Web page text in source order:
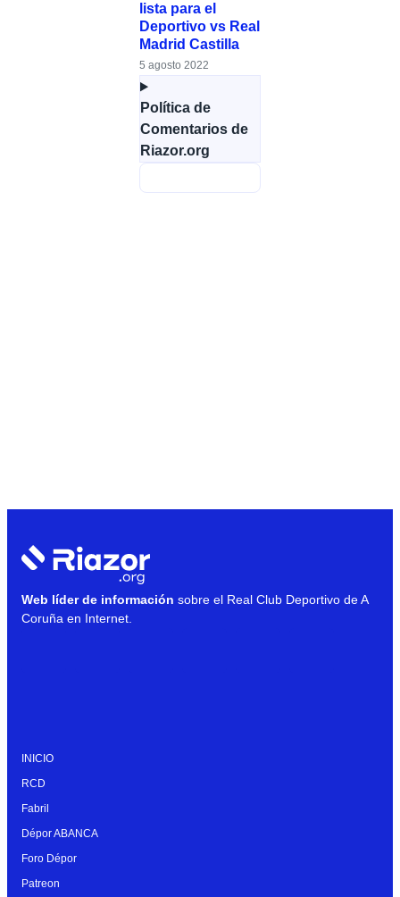
lista para el
Deportivo vs Real
Madrid Castilla
5 agosto 2022
Política de
Comentarios de
Riazor.org
Web líder de información sobre el Real Club Deportivo de A
Coruña en Internet.
INICIO
RCD
Fabril
Dépor ABANCA
Foro Dépor
Patreon